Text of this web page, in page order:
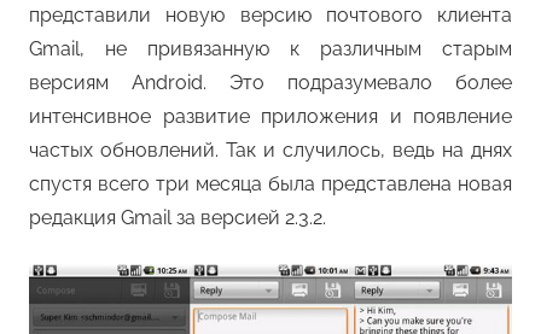
представили новую версию почтового клиента
Gmail, не привязанную к различным старым
версиям Android. Это подразумевало более
интенсивное развитие приложения и появление
частых обновлений. Так и случилось, ведь на днях
спустя всего три месяца была представлена новая
редакция Gmail за версией 2.3.2.